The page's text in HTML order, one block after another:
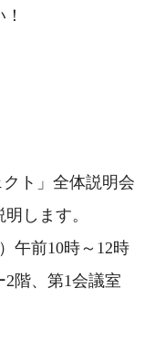
ト」全体説明会
します。
午前10時～12時
階、第1会議室